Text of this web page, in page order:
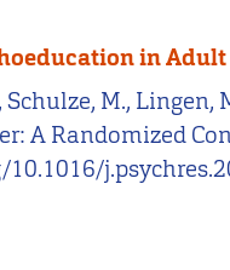
in
Schulze, M.,
A Randomized